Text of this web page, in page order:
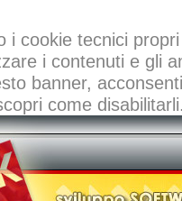
i cookie tecnici
i contenuti e gli
banner,
come